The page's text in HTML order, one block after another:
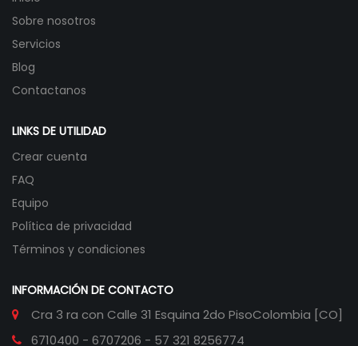
Sobre nosotros
Servicios
Blog
Contactanos
LINKS DE UTILIDAD
Crear cuenta
FAQ
Equipo
Política de privacidad
Términos y condiciones
INFORMACIÓN DE CONTACTO
Cra 3 ra con Calle 31 Esquina 2do PisoColombia [CO]
6710400 - 6707206 - 57 321 8256774